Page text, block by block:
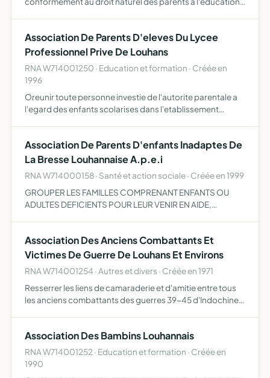
catholi…
Association De Parents D'eleves Du Lycee
Professionnel Prive De Louhans
RNA W714001250 · Education et formation · Créée en
1996
Oreunir toute personne investie de l'autorite parentale a
l'egard des enfants scolarises dans l'etablissement
Association De Parents D'enfants Inadaptes De
La Bresse Louhannaise A.p.e.i
RNA W714000158 · Santé et action sociale · Créée en 1999
GROUPER LES FAMILLES COMPRENANT ENFANTS OU
ADULTES DEFICIENTS POUR LEUR VENIR EN AIDE,
Association Des Anciens Combattants Et
Victimes De Guerre De Louhans Et Environs
RNA W714001254 · Autres et divers · Créée en 1971
Resserrer les liens de camaraderie et d'amitie entre tous
les anciens combattants des guerres 39-45 d'Indochine,
Association Des Bambins Louhannais
RNA W714001252 · Education et formation · Créée en
1990